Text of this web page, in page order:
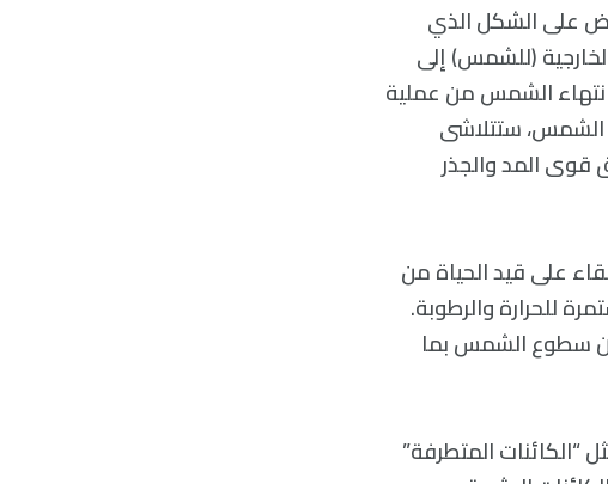
لن تكون الأرض على الشكل الذي
(للشمس) إلى
الشمس من عملية
الشمس، ستتلاشى
المد والجذر
البشر البقاء على قيد الحياة من
للحرارة والرطوبة.
سطوع الشمس بما
المتطرفة”